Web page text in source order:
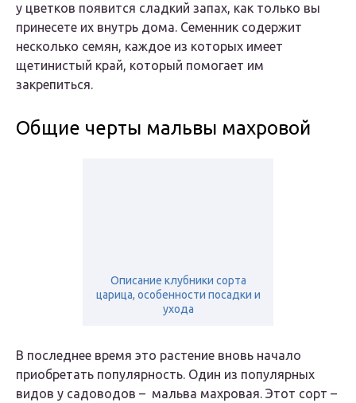
у цветков появится сладкий запах, как только вы
принесете их внутрь дома. Семенник содержит
несколько семян, каждое из которых имеет
щетинистый край, который помогает им
закрепиться.
Общие черты мальвы махровой
Описание клубники сорта
царица, особенности посадки и
ухода
В последнее время это растение вновь начало
приобретать популярность. Один из популярных
видов у садоводов – мальва махровая. Этот сорт –